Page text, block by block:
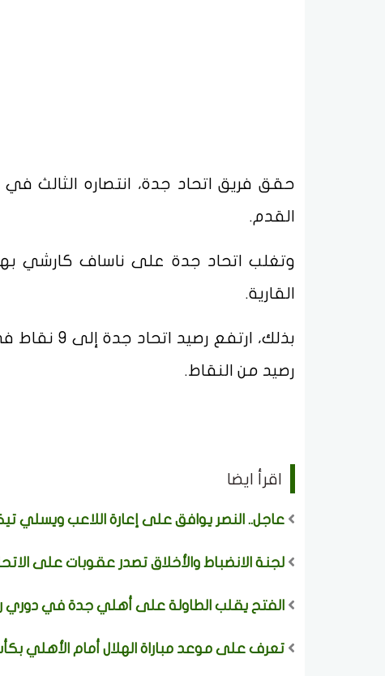
حقق فريق اتحاد جدة، انتصاره الثالث
القدم.
وتغلب اتحاد جدة على ناساف كارشي
القارية.
بذلك،
رصيد من النقاط.
اقرأ ايضا
عاجل.. النصر يوافق على إعارة اللاعب ويسلي
لجنة الانضباط والأخلاق تصدر عقوبات على
الفتح يقلب الطاولة على أهلي جدة في دوري
تعرف على موعد مباراة الهلال أمام الأهلي